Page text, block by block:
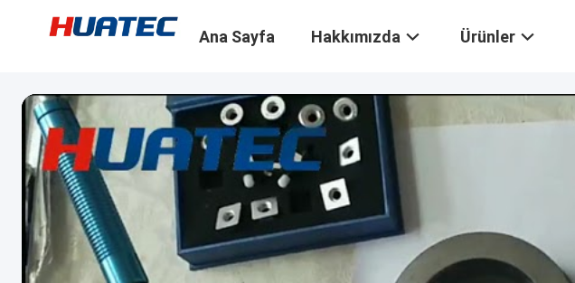
Ana Sayfa Hakkımızda Ürünler